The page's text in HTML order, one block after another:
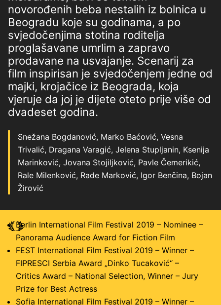
novorođenih beba nestalih iz bolnica u
Beogradu koje su godinama, a po
svjedočenjima stotina roditelja
proglašavane umrlim a zapravo
prodavane na usvajanje. Scenarij za
film inspirisan je svjedočenjem jedne od
majki, krojačice iz Beograda, koja
vjeruje da joj je dijete oteto prije više od
dvadeset godina.
Snežana Bogdanović, Marko Baćović, Vesna
Trivalić, Dragana Varagić, Jelena Stupljanin, Ksenija
Marinković, Jovana Stojiljković, Pavle Čemerikić,
Rale Milenković, Rade Marković, Igor Benčina, Bojan
Žirović
Berlin International Film Festival 2019 – Nominee –
Panorama Audience Award for Fiction Film
FEST International Film Festival 2019 – Winner –
FIPRESCI Serbia Award „Dinko Tucaković“ –
Critics Award – National Selection, Winner – Jury
Prize for Best Actress
Sofia International Film Festival 2019 – Winner –